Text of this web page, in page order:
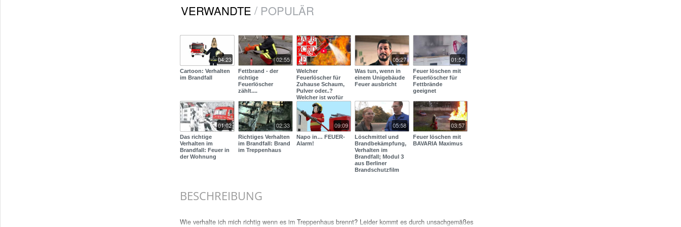
VERWANDTE / POPULÄR
04:23
Cartoon: Verhalten
im Brandfall
02:55
Fettbrand - der
richtige
Feuerlöscher
zählt....
Welcher
Feuerlöscher für
Zuhause Schaum,
Pulver oder..?
Welcher ist wofür
der richtige?
05:27
Was tun, wenn in
einem Unigebäude
Feuer ausbricht
01:50
Feuer löschen mit
Feuerlöscher für
Fettbrände
geeignet
01:02
Das richtige
Verhalten im
Brandfall: Feuer in
der Wohnung
02:33
Richtiges Verhalten
im Brandfall: Brand
im Treppenhaus
09:09
Napo in… FEUER-
Alarm!
05:58
Löschmittel und
Brandbekämpfung,
Verhalten im
Brandfall; Modul 3
aus Berliner
Brandschutzfilm
03:57
Feuer löschen mit
BAVARIA Maximus
BESCHREIBUNG
Wie verhalte ich mich richtig wenn es im Treppenhaus brennt? Leider kommt es durch unsachgemäßes